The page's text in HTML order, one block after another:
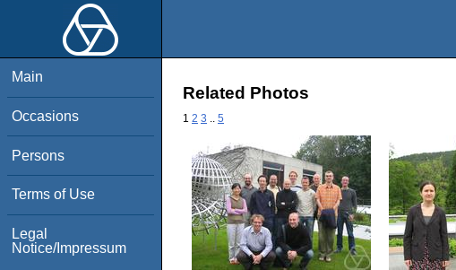
Main
Occasions
Persons
Terms of Use
Legal
Notice/Impressum
Related Photos
1 2 3 5